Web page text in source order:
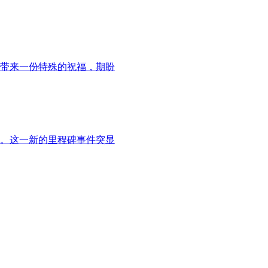
来一份特殊的祝福，期盼
这一新的里程碑事件突显